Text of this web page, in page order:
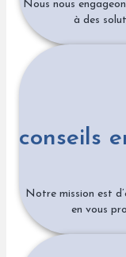
Nous nous
à des
conseils
Notre mission est
en vous